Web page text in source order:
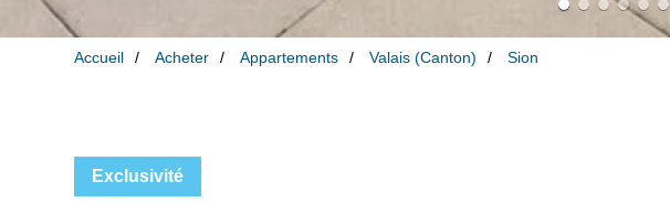
Accueil Acheter Appartements Valais (Canton) Sion
Exclusivité